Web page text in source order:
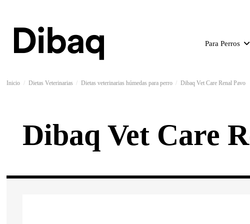
Para Perros
Inicio Dietas Veterinarias Dietas veterinarias húmedas para perro Dibaq Vet Care Renal Pavo
Dibaq Vet Care